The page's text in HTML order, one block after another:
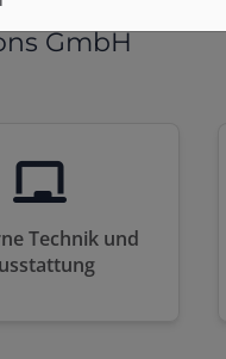
GmbH
Technik und